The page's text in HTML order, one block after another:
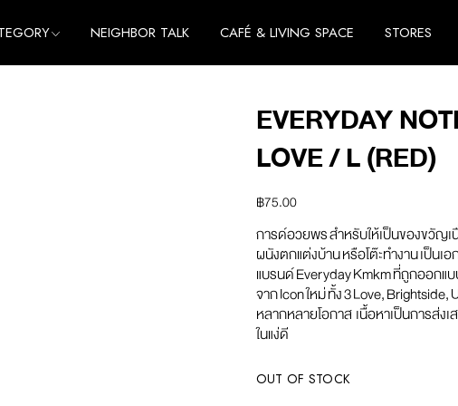
NEIGHBOR TALK CAFÉ & LIVING SPACE STORES
EVERYDAY
LOVE / L (RED)
฿75.00
การด์อวยพร สําหรับให้เป็นของขวัญเ
ผนังตกแต่งบ้าน หรือโต๊ะทำงาน เป็นเ
แบรนด์ Everyday Kmkm ที่ถูกออกแ
จาก Icon ใหม่ ทั้ง 3 Love,
หลากหลายโอกาส เนื้อหาเป็นการส่งเ
ในแง่ดี
OUT OF STOCK